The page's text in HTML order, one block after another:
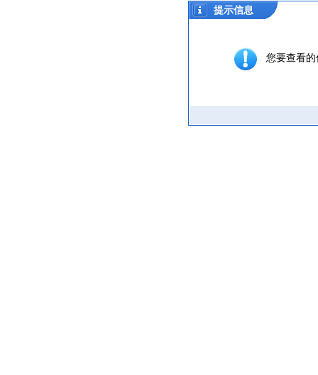
提示信息
您要查看